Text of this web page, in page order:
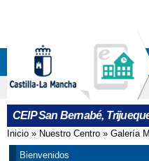
CEIP San Bernabé,
Se encuentra
Inicio » Nuestro Centro » Galería
Bienvenidos